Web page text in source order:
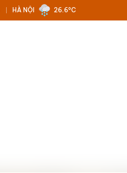
HÀ NỘI 26.6°C